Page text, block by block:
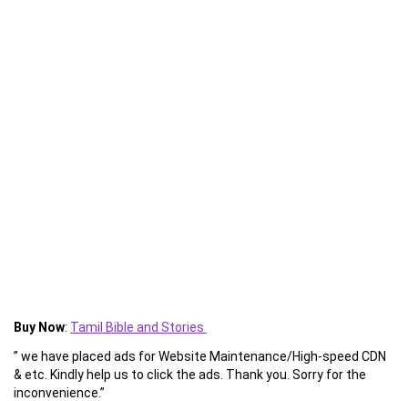
Buy Now: Tamil Bible and Stories
” we have placed ads for Website Maintenance/High-speed CDN
& etc. Kindly help us to click the ads. Thank you. Sorry for the
inconvenience.”